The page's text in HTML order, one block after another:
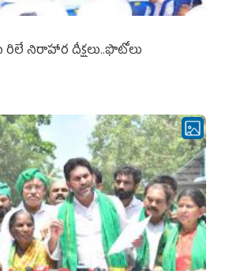
నిరాహార దీక్షలు..ఫొటోలు